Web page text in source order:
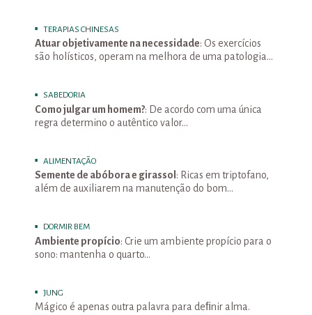
TERAPIAS CHINESAS
Atuar objetivamente na necessidade: Os exercícios
são holísticos, operam na melhora de uma patologia…
SABEDORIA
Como julgar um homem?: De acordo com uma única
regra determino o autêntico valor…
ALIMENTAÇÃO
Semente de abóbora e girassol : Ricas em triptofano,
além de auxiliarem na manutenção do bom…
DORMIR BEM
Ambiente propício: Crie um ambiente propício para o
sono: mantenha o quarto…
JUNG
Mágico é apenas outra palavra para deﬁnir alma.